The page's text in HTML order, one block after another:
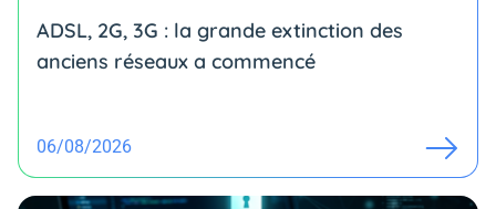
ADSL, 2G, 3G : la grande extinction des
anciens réseaux a commencé
06/08/2026